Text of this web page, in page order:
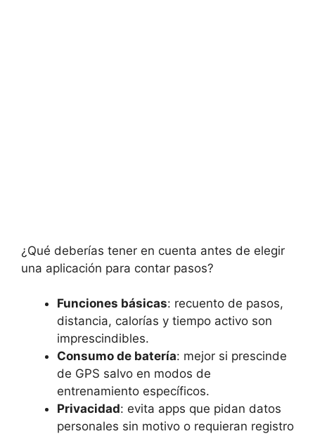
¿Qué deberías tener en cuenta antes de elegir
una aplicación para contar pasos?
Funciones básicas: recuento de pasos,
distancia, calorías y tiempo activo son
imprescindibles.
Consumo de batería: mejor si prescinde
de GPS salvo en modos de
entrenamiento específicos.
Privacidad: evita apps que pidan datos
personales sin motivo o requieran registro